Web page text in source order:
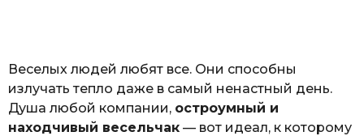
Веселых людей любят все. Они способны
излучать тепло даже в самый ненастный день.
Душа любой компании, остроумный и
находчивый весельчак — вот идеал, к которому